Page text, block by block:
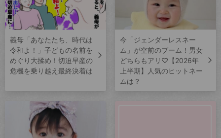
義母「あなたたち、時代は
令和よ！」子どもの名前を
めぐり大揉め！切迫早産の
危機を乗り越え最終決着は
今「ジェンダーレスネー
ム」が空前のブーム！男女
どちらもアリ♡【2026年
上半期】人気のヒットネー
ムは？